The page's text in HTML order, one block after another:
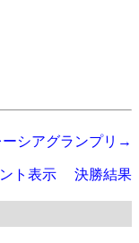
シアグランプリ→
ト表示 決勝結果